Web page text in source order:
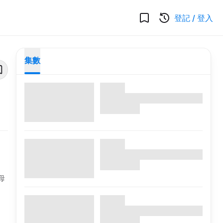
登記 / 登入
集數